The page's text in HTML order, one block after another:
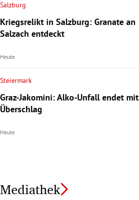
Salzburg
Kriegsrelikt in Salzburg: Granate an
Salzach entdeckt
Heute
Steiermark
Graz-Jakomini: Alko-Unfall endet mit
Überschlag
Heute
Mediathek